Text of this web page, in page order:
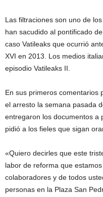
Las filtraciones son uno de
han sacudido al pontificado
caso Vatileaks que ocurrió
XVI en 2013. Los medios
episodio Vatileaks II.
En sus primeros comentarios
el arresto la semana pasada
entregaron los documentos a
pidió a los fieles que sigan
«Quiero decirles que este
labor de reforma que
colaboradores y de todos
personas en la Plaza San